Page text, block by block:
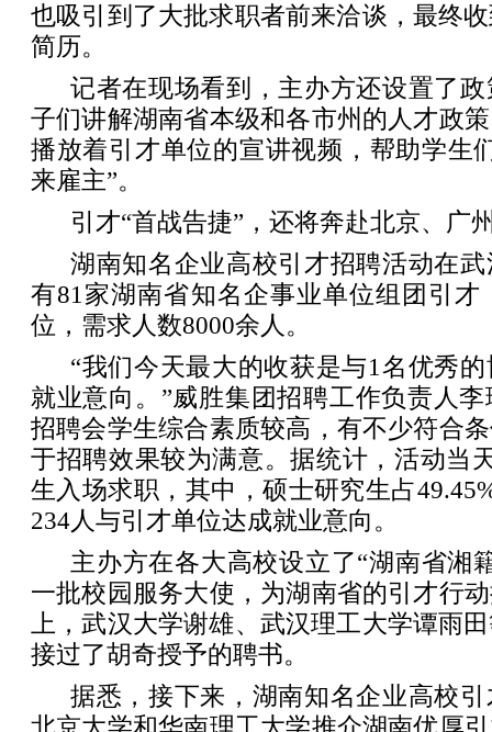
也吸引到了大批求职者前来洽谈，最终
简历。
记者在现场看到，主办方还设置了
子们讲解湖南省本级和各市州的人才政
播放着引才单位的宣讲视频，帮助学生
来雇主”。
引才“首战告捷”，还将奔赴北京、广
湖南知名企业高校引才招聘活动在
有81家湖南省知名企事业单位组团引才
位，需求人数8000余人。
“我们今天最大的收获是与1名优秀
就业意向。”威胜集团招聘工作负责人
招聘会学生综合素质较高，有不少符合
于招聘效果较为满意。据统计，活动当
生入场求职，其中，硕士研究生占
234人与引才单位达成就业意向。
主办方在各大高校设立了“湖南省湘
一批校园服务大使，为湖南省的引才行
上，武汉大学谢雄、武汉理工大学谭雨
接过了胡奇授予的聘书。
据悉，接下来，湖南知名企业高校